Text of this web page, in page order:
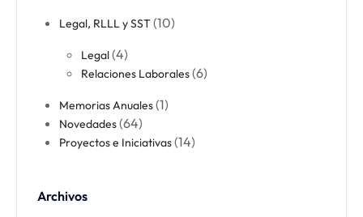
Legal, RLLL y SST(10)
Legal​(4)
Relaciones Laborales​(6)
Memorias Anuales(1)
Novedades(64)
Proyectos e Iniciativas(14)
Archivos